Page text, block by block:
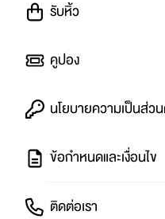
รับหิ้ว
คูปอง
นโยบายความเป็นส่ว
ข้อกำหนดและเงื่อนไข
ติดต่อเรา